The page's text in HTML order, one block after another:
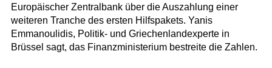
Europäischer Zentralbank über die Auszahlung einer
weiteren Tranche des ersten Hilfspakets. Yanis
Emmanoulidis, Politik- und Griechenlandexperte in
Brüssel sagt, das Finanzministerium bestreite die Zahlen.